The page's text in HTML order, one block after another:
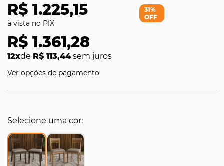
R$ 1.225,15
R$ 1.361,28
12xde R$ 113,44sem juros
31%
OFF
Ver opções de pagamento
Selecione uma cor